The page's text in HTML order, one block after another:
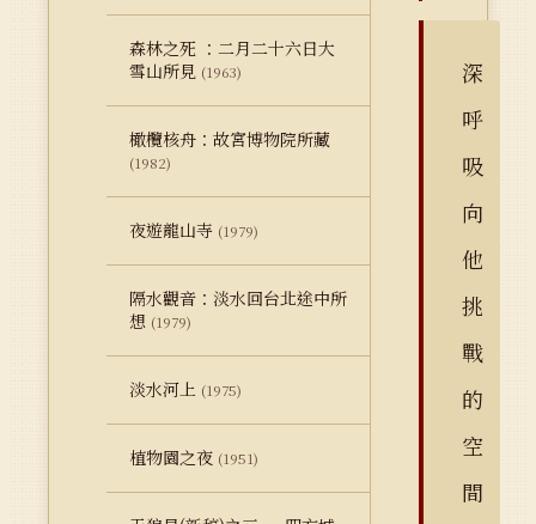
森林之死 ：二月二十六日大
雪山所見 (1963)
橄欖核舟：故宮博物院所藏
(1982)
夜遊龍山寺 (1979)
隔水觀音：淡水回台北途中所
想 (1979)
淡水河上 (1975)
植物園之夜 (1951)
深
呼
吸
向
他
挑
戰
的
空
間